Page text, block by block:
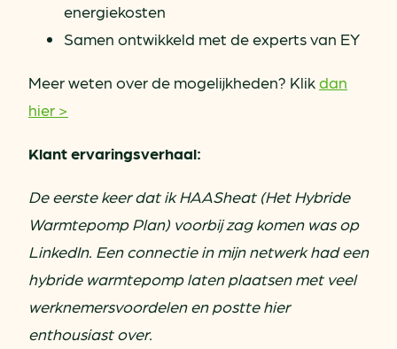
energiekosten
Samen ontwikkeld met de experts van EY
Meer weten over de mogelijkheden? Klikdan
hier >
Klant ervaringsverhaal:
De eerste keer dat ik HAASheat (Het Hybride
Warmtepomp Plan) voorbij zag komen was op
LinkedIn. Een connectie in mijn netwerk had een
hybride warmtepomp laten plaatsen met veel
werknemersvoordelen en postte hier
enthousiast over.